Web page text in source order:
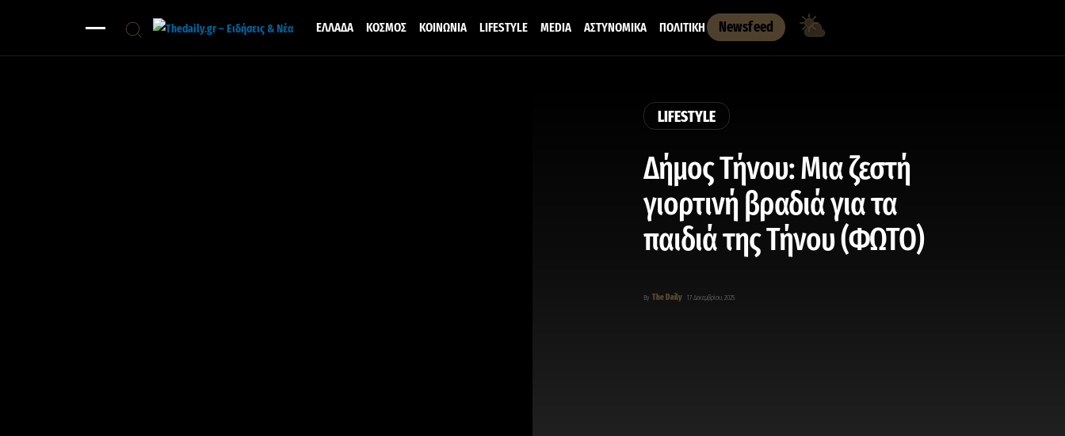
ΕΛΛΑΔΑ ΚΟΣΜΟΣ ΚΟΙΝΩΝΙΑ LIFESTYLE MEDIA ΑΣΤΥΝΟΜΙΚΑ ΠΟΛΙΤΙΚΗ Newsfeed
LIFESTYLE
Δήμος Τήνου: Μια ζεστή
γιορτινή βραδιά για τα
παιδιά της Τήνου (ΦΩΤΟ)
By The Daily 17 Δεκεμβρίου, 2025